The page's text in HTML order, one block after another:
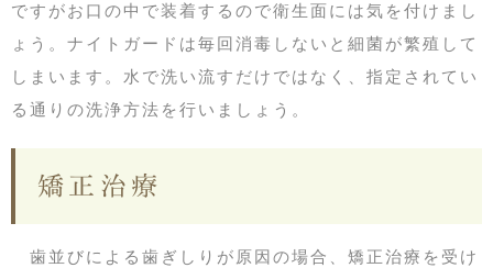
ですがお口の中で装着するので衛生面には気を付けまし
ょう。ナイトガードは毎回消毒しないと細菌が繁殖して
しまいます。水で洗い流すだけではなく、指定されてい
る通りの洗浄方法を行いましょう。
矯正治療
歯並びによる歯ぎしりが原因の場合、矯正治療を受け